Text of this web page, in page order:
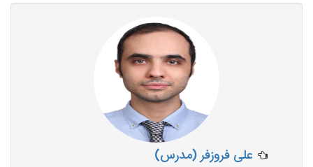
آموزشگاه ها
علی فروزفر (مدرس)